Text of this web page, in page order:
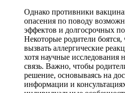
Однако противники
опасения по поводу
эффектов и долгосрочных
Некоторые родители
вызвать аллергические
хотя научные исследования
связь. Важно, чтобы
решение, основываясь на
информации и